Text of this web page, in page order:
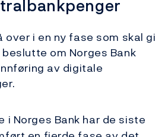
over i en ny fase som skal gi
om Norges Bank
av digitale
i Norges Bank har de siste